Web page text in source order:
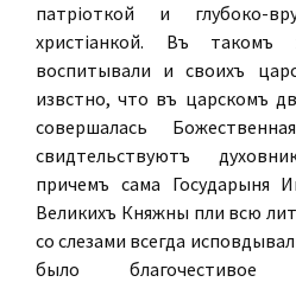
патріоткой и глубоко-
христіанкой. Въ
воспитывали и своихъ
извѣстно, что въ царскомъ
совершалась
свидѣтельствуютъ
причемъ сама Государыня
Великихъ Княжны пѣли всю
со слезами всегда
было благочестивое